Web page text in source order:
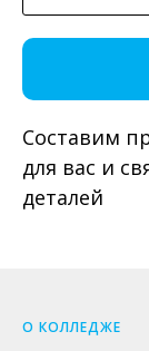
Составим
для вас и
деталей
О КОЛЛЕДЖЕ